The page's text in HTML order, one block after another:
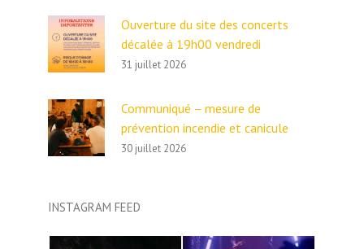
Ouverture du site des concerts
décalée à 19h00 vendredi
31 juillet 2026
Communiqué – mesure de
prévention incendie et canicule
30 juillet 2026
INSTAGRAM FEED